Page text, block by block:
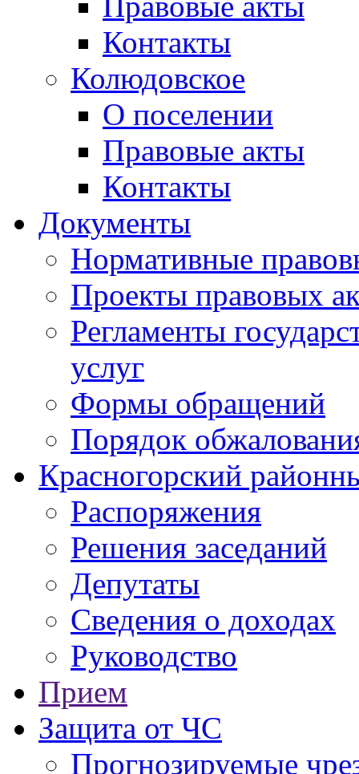
Контакты
Колюдовское
О поселении
Правовые акты
Контакты
Документы
Нормативные
Проекты правовых
Регламенты
услуг
Формы обращений
Порядок
Красногорский
Распоряжения
Решения заседаний
Депутаты
Сведения о доходах
Руководство
Прием
Защита от ЧС
Прогнозируемые